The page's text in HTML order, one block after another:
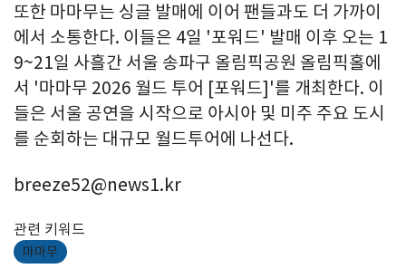
또한 마마무는 싱글 발매에 이어 팬들과도 더 가까이
에서 소통한다. 이들은 4일 '포워드' 발매 이후 오는 1
9~21일 사흘간 서울 송파구 올림픽공원 올림픽홀에
서 '마마무 2026 월드 투어 [포워드]'를 개최한다. 이
들은 서울 공연을 시작으로 아시아 및 미주 주요 도시
를 순회하는 대규모 월드투어에 나선다.
breeze52@news1.kr
관련 키워드
마마무